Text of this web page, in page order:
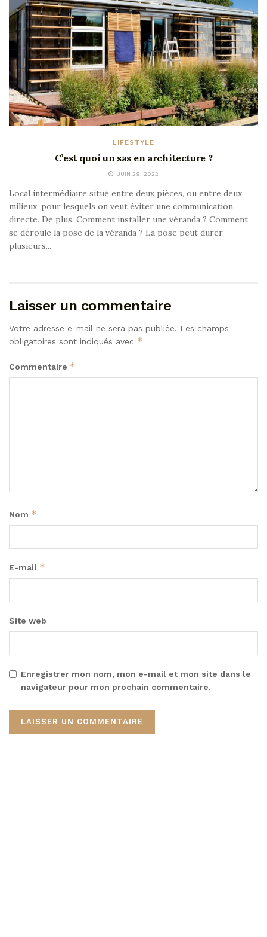
LIFESTYLE
C’est quoi un sas en architecture ?
JUIN 29, 2022
Local intermédiaire situé entre deux pièces, ou entre deux
milieux, pour lesquels on veut éviter une communication
directe. De plus, Comment installer une véranda ? Comment
se déroule la pose de la véranda ? La pose peut durer
plusieurs...
Laisser un commentaire
Votre adresse e-mail ne sera pas publiée. Les champs
obligatoires sont indiqués avec *
Commentaire *
Nom *
E-mail *
Site web
Enregistrer mon nom, mon e-mail et mon site dans le
navigateur pour mon prochain commentaire.